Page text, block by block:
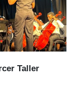
Taller